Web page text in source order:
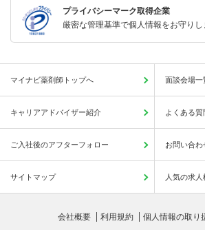
プライバシーマーク取得企業
厳密な管理基準で個人情報をお守りし
マイナビ薬剤師トップへ 面談会場一
キャリアアドバイザー紹介 よくある質
ご入社後のアフターフォロー お問い合わ
サイトマップ 人気の求
会社概要 利用規約 個人情報の取り